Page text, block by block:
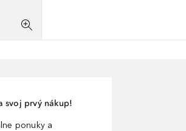
svoj prvý nákup!
ponuky a